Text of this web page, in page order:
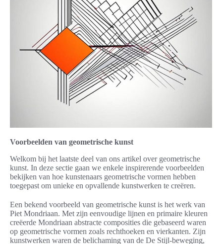
Voorbeelden van geometrische kunst
Welkom bij het laatste deel van ons artikel over geometrische
kunst. In deze sectie gaan we enkele inspirerende voorbeelden
bekijken van hoe kunstenaars geometrische vormen hebben
toegepast om unieke en opvallende kunstwerken te creëren.
Een bekend voorbeeld van geometrische kunst is het werk van
Piet Mondriaan. Met zijn eenvoudige lijnen en primaire kleuren
creëerde Mondriaan abstracte composities die gebaseerd waren
op geometrische vormen zoals rechthoeken en vierkanten. Zijn
kunstwerken waren de belichaming van de De Stijl-beweging,